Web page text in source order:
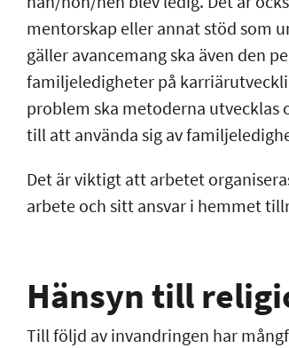
mentorskap eller annat stöd som
gäller avancemang ska även den
familjeledigheter på
problem ska metoderna utvecklas
till att använda sig av
Det är viktigt att arbetet
arbete och sitt ansvar i hemmet
Hänsyn till
Till följd av invandringen har